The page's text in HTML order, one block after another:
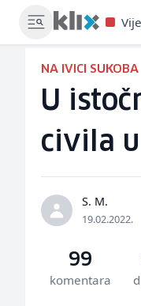
NA IVICI SUKOBA
U
civila
S. M.
19.02.2022.
99
komentara